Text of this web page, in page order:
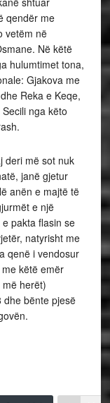
qendër me
vetëm në
Në këtë
hulumtimet tona,
Gjakova me
Reka e Keqe,
nga këto
deri më sot nuk
janë gjetur
anën e majtë të
e një
pakta flasin se
natyrisht me
qenë i vendosur
këtë emër
herët)
bënte pjesë